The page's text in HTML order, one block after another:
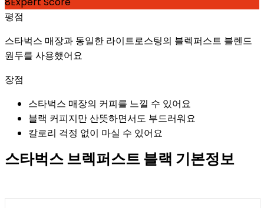
평점
스타벅스 매장과 동일한 라이트로스팅의 블렉퍼스트 블렌드
원두를 사용했어요
장점
스타벅스 매장의 커피를 느낄 수 있어요
블랙 커피지만 산뜻하면서도 부드러워요
칼로리 걱정 없이 마실 수 있어요
스타벅스 브렉퍼스트 블랙 기본정보